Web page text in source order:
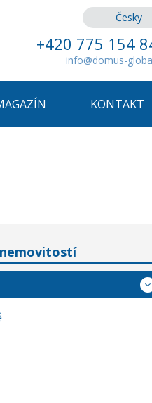
Česky
+420 775 154
info@domus-
KONTAKT